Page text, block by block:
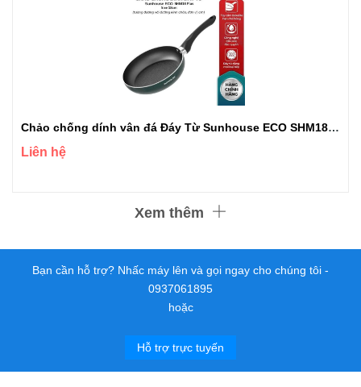
Chảo chống dính vân đá Đáy Từ Sunhouse ECO SHM18 plus
Liên hệ
Xem thêm
Bạn cần hỗ trợ? Nhấc máy lên và gọi ngay cho chúng tôi -
0937061895
hoặc
Hỗ trợ trực tuyến